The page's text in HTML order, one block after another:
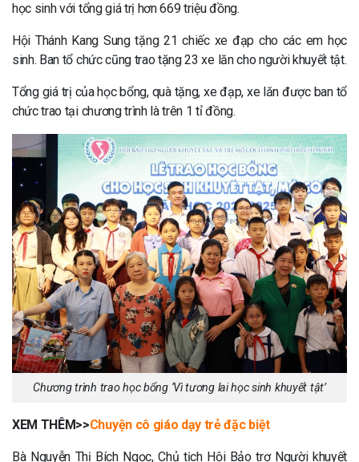
học sinh với tổng giá trị hơn 669 triệu đồng.
Hội Thánh Kang Sung tặng 21 chiếc xe đạp cho các em học
sinh. Ban tổ chức cũng trao tặng 23 xe lăn cho người khuyết tật.
Tổng giá trị của học bổng, quà tặng, xe đạp, xe lăn được ban tổ
chức trao tại chương trình là trên 1 tỉ đồng.
Chương trình trao học bổng ‘Vì tương lai học sinh khuyết tật’
XEM THÊM>>Chuyện cô giáo dạy trẻ đặc biệt
Bà Nguyễn Thị Bích Ngọc, Chủ tịch Hội Bảo trợ Người khuyết